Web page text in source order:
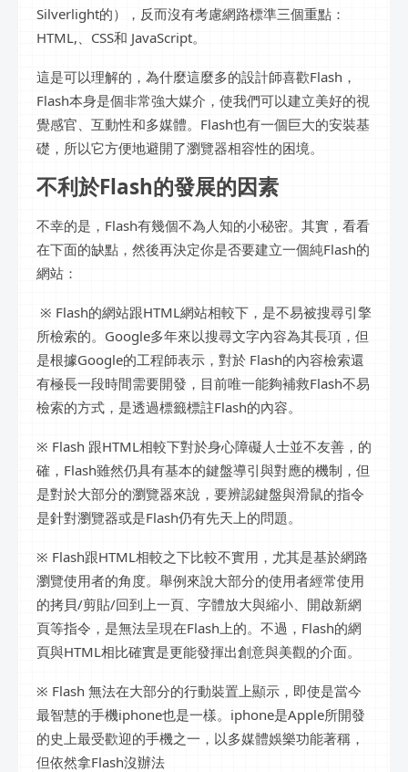
Silverlight的），反而沒有考慮網路標準三個重點：
HTML,、CSS和 JavaScript。
這是可以理解的，為什麼這麼多的設計師喜歡Flash，
Flash本身是個非常強大媒介，使我們可以建立美好的視
覺感官、互動性和多媒體。Flash也有一個巨大的安裝基
礎，所以它方便地避開了瀏覽器相容性的困境。
不利於Flash的發展的因素
不幸的是，Flash有幾個不為人知的小秘密。其實，看看
在下面的缺點，然後再決定你是否要建立一個純Flash的
網站：
※ Flash的網站跟HTML網站相較下，是不易被搜尋引擎
所檢索的。Google多年來以搜尋文字內容為其長項，但
是根據Google的工程師表示，對於 Flash的內容檢索還
有極長一段時間需要開發，目前唯一能夠補救Flash不易
檢索的方式，是透過標籤標註Flash的內容。
※ Flash 跟HTML相較下對於身心障礙人士並不友善，的
確，Flash雖然仍具有基本的鍵盤導引與對應的機制，但
是對於大部分的瀏覽器來說，要辨認鍵盤與滑鼠的指令
是針對瀏覽器或是Flash仍有先天上的問題。
※ Flash跟HTML相較之下比較不實用，尤其是基於網路
瀏覽使用者的角度。舉例來說大部分的使用者經常使用
的拷貝/剪貼/回到上一頁、字體放大與縮小、開啟新網
頁等指令，是無法呈現在Flash上的。不過，Flash的網
頁與HTML相比確實是更能發揮出創意與美觀的介面。
※ Flash 無法在大部分的行動裝置上顯示，即使是當今
最智慧的手機iphone也是一樣。iphone是Apple所開發
的史上最受歡迎的手機之一，以多媒體娛樂功能著稱，
但依然拿Flash沒辦法